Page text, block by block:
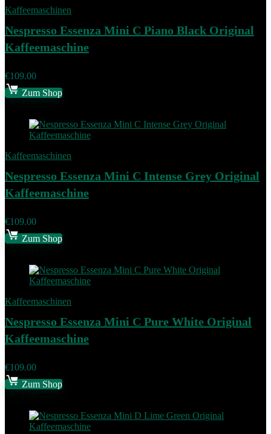
Kaffeemaschinen
Nespresso Essenza Mini C Piano Black Original
Kaffeemaschine
€109.00
Zum Shop
Kaffeemaschinen
Nespresso Essenza Mini C Intense Grey Original
Kaffeemaschine
€109.00
Zum Shop
Kaffeemaschinen
Nespresso Essenza Mini C Pure White Original
Kaffeemaschine
€109.00
Zum Shop